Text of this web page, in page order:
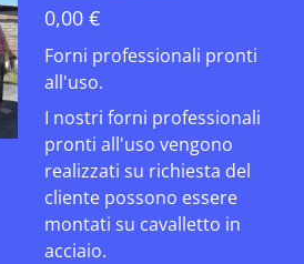
0,00 €
Forni professionali pronti
all'uso.
I nostri forni professionali
pronti all'uso vengono
realizzati su richiesta del
cliente possono essere
montati su cavalletto in
acciaio.